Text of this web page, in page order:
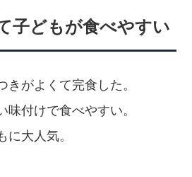
子どもが食べやすい
きがよくて完食した。
味付けで食べやすい。
に大人気。